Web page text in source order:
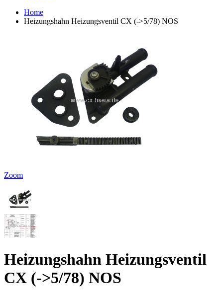
Home
Heizungshahn Heizungsventil CX (->5/78) NOS
Zoom
Heizungshahn Heizungsventil
CX (->5/78) NOS